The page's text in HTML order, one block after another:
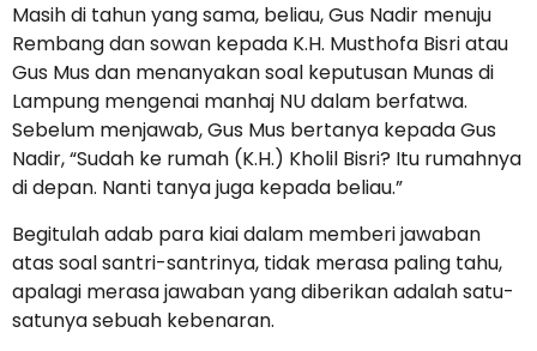
Masih di tahun yang sama, beliau, Gus Nadir menuju
Rembang dan sowan kepada K.H. Musthofa Bisri atau
Gus Mus dan menanyakan soal keputusan Munas di
Lampung mengenai manhaj NU dalam berfatwa.
Sebelum menjawab, Gus Mus bertanya kepada Gus
Nadir, “Sudah ke rumah (K.H.) Kholil Bisri? Itu rumahnya
di depan. Nanti tanya juga kepada beliau.”
Begitulah adab para kiai dalam memberi jawaban
atas soal santri-santrinya, tidak merasa paling tahu,
apalagi merasa jawaban yang diberikan adalah satu-
satunya sebuah kebenaran.